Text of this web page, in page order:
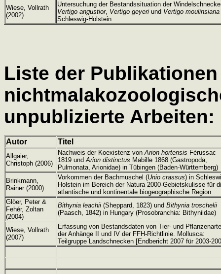
Wiese, Vollrath
(2002)
Untersuchung der Bestandssituation der
Vertigo angustior, Vertigo geyeri und Vertigo moulinsiana
Schleswig-Holstein
Liste der
unpublizierte Arbeiten:
Autor Titel
Allgaier,
Christoph (2006)
Nachweis der Koexistenz vonArion hortensis Férussac
1819 undArion distinctus Mabille 1868 (Gastropoda,
Pulmonata, Arionidae) in Tübingen (Baden-Württemberg)
Brinkmann,
Rainer (2000)
Vorkommen der Bachmuschel (Unio crassus) in
Holstein im Bereich der Natura 2000-Gebietskulisse für
atlantische und kontinentale biogeographische Region
Glöer, Peter &
Fehér, Zoltan
(2004)
Bithynia leachii (Sheppard, 1823) und Bithynia troschelii
(Paasch, 1842) in Hungary (Prosobranchia: Bithyniidae)
Wiese, Vollrath
(2007)
Erfassung von Bestandsdaten von Tier- und
der Anhänge II und IV der FFH-Richtlinie. Mollusca:
Teilgruppe Landschnecken [Endbericht 2007 für 2003-